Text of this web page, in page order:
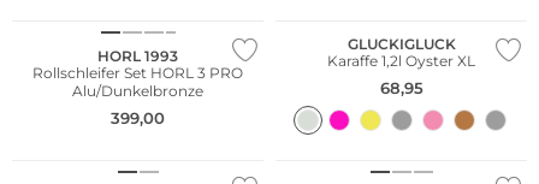
HORL 1993
Rollschleifer Set HORL 3 PRO
Alu/Dunkelbronze
399,00
GLUCKIGLUCK
Karaffe 1,2l Oyster XL
68,95